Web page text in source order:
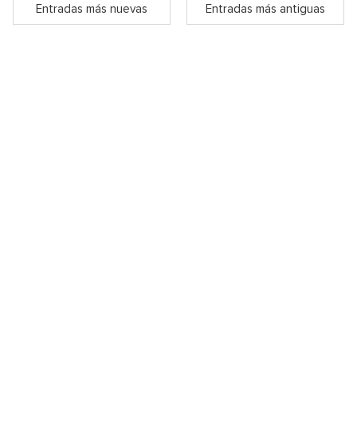
Entradas más nuevas Entradas más antiguas